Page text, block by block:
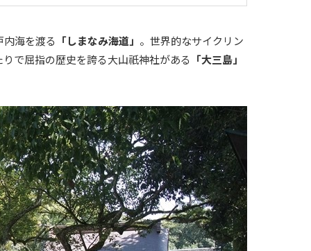
海を渡る 「しまなみ海道」 。世界的なサイクリン
で屈指の歴史を誇る大山祇神社がある 「大三島」